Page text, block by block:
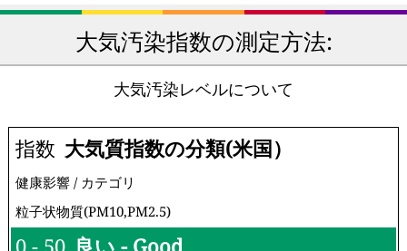
大気汚染指数の測定方法:
大気汚染レベルについて
指数 大気質指数の分類(米国）
健康影響 / カテゴリ
粒子状物質(PM10,PM2.5)